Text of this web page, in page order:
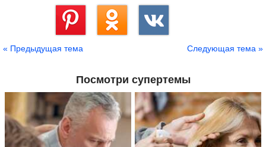
« Предыдущая тема Следующая тема »
Посмотри супертемы